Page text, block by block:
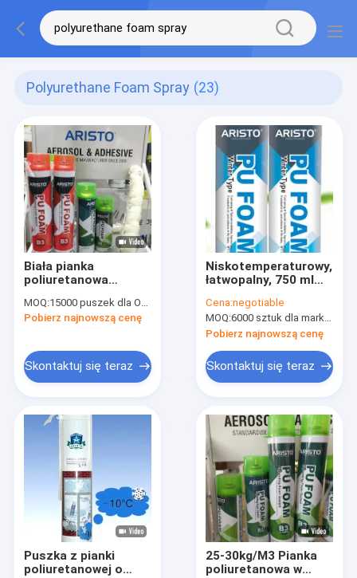
Polyurethane Foam Spray (23)
Biała pianka
poliuretanowa
PU o gęstości 25-30
kg / m3
MOQ:15000 puszek dla OEM, 6000 puszek dla marki Aristo
Pobierz najnowszą cenę
Skontaktuj się teraz
Niskotemperaturowy,
łatwopalny, 750 ml
poliuretanowej B3
Cena:negotiable
MOQ:6000 sztuk dla marki Aristo, 15000 sztuk dla marki klienta
Pobierz najnowszą cenę
Skontaktuj się teraz
Puszka z pianki
poliuretanowej o
25-30kg/M3 Pianka
poliuretanowa w